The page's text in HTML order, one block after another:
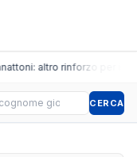
altro rinforzo per i
CERCA